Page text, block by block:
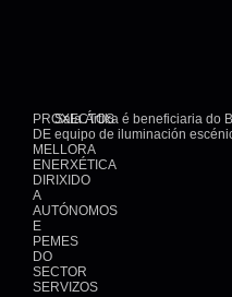
PROXECTOS
DE
MELLORA
ENERXÉTICA
DIRIXIDO
A
AUTÓNOMOS
E
PEMES
DO
SECTOR
SERVIZOS
Sala Ártika é beneficiaria do
equipo de iluminación